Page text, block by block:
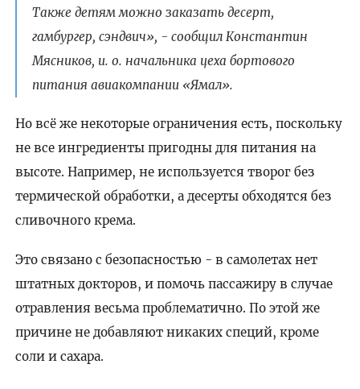
Также детям можно заказать десерт,
гамбургер, сэндвич», - сообщил Константин
Мясников, и. о. начальника цеха бортового
питания авиакомпании «Ямал».
Но всё же некоторые ограничения есть, поскольку
не все ингредиенты пригодны для питания на
высоте. Например, не используется творог без
термической обработки, а десерты обходятся без
сливочного крема.
Это связано с безопасностью - в самолетах нет
штатных докторов, и помочь пассажиру в случае
отравления весьма проблематично. По этой же
причине не добавляют никаких специй, кроме
соли и сахара.